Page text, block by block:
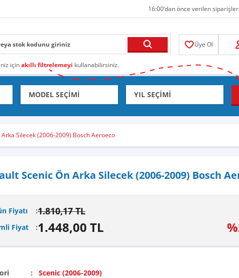
16:00’dan önce verilen siparişler
içinakıllı filtrelemeyi kullanabilirsiniz.
Üye Ol
Arka Silecek (2006-2009) Bosch Aeroeco
Scenic Ön Arka Silecek (2006-2009) Bosch
Fiyatı 1.810,17 TL
Fiyat 1.448,00 TL
Scenic (2006-2009)